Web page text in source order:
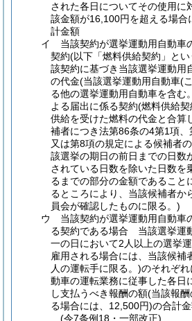
された各日についてその使用に
該金額が16,100円を超える場合
計金額
イ
当該契約が選挙運動用自動車
契約(以下「燃料供給契約」とい
該契約に基づき当該選挙運動用
の代金(当該選挙運動用自動車(
る他の選挙運動用自動車を含む
よる届出に係る契約(燃料供給
供給を受けた燃料の代金と合算
補者につき法第86条の4第1項
又は第8項の規定による候補者
該選挙の期日の前日までの日数
されている日数を除いた日数を
るまでの部分の金額であること
るところにより、当該候補者か
員会が確認したものに限る。)
ウ
当該契約が選挙運動用自動車
る契約である場合 当該選挙運
一の日において2人以上の選挙
雇用される場合には、当該候補
人の運転手に限る。)のそれぞ
動車の運転業務に従事した各日
し支払うべき報酬の額(当該報酬
る場合には、12,500円)の合計
(令7条例18・一部改正)